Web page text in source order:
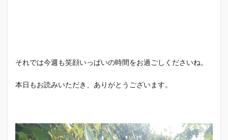
それでは今週も笑顔いっぱいの時間をお過ごしくださいね。
本日もお読みいただき、ありがとうございます。